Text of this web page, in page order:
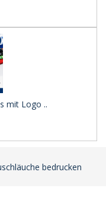
mit Logo ..
bedrucken